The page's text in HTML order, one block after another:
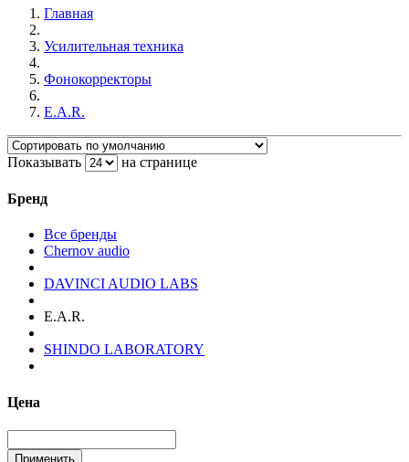
Главная
Усилительная техника
Фонокорректоры
E.A.R.
Показывать на странице
Бренд
Все бренды
Chernov audio
DAVINCI AUDIO LABS
E.A.R.
SHINDO LABORATORY
Цена